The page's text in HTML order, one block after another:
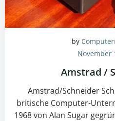
by
November
Amstrad /
Amstrad/Schneider
britische Computer-
1968 von Alan Sugar